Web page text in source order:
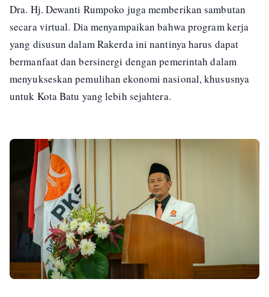
Dra. Hj. Dewanti Rumpoko juga memberikan sambutan
secara virtual. Dia menyampaikan bahwa program kerja
yang disusun dalam Rakerda ini nantinya harus dapat
bermanfaat dan bersinergi dengan pemerintah dalam
menyukseskan pemulihan ekonomi nasional, khususnya
untuk Kota Batu yang lebih sejahtera.